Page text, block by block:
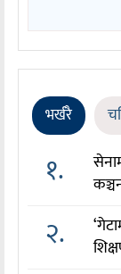
भर्खरै
१.
२.